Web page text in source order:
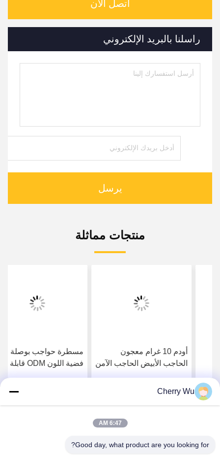
اتصل الآن
راسلنا بالبريد الإلكتروني
يرسل
منتجات مماثلة
أودم 10 غرام معجون
الحاجب الأبيض الحاجب الآمن
احصل على افضل سعر
مسطرة حواجب بوصلة
فضية اللون ODM قابلة
Cherry Wu
6:47 AM
Good day, what product are you looking for?